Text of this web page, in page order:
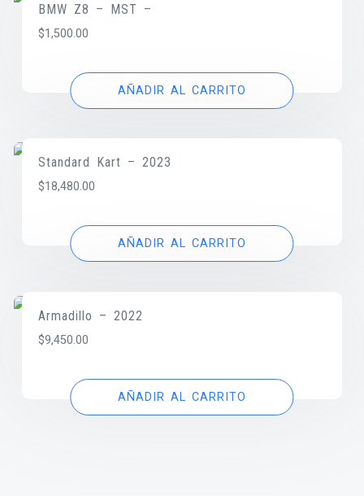
BMW Z8 – MST –
$1,500.00
AÑADIR AL CARRITO
Standard Kart – 2023
$18,480.00
AÑADIR AL CARRITO
Armadillo – 2022
$9,450.00
AÑADIR AL CARRITO